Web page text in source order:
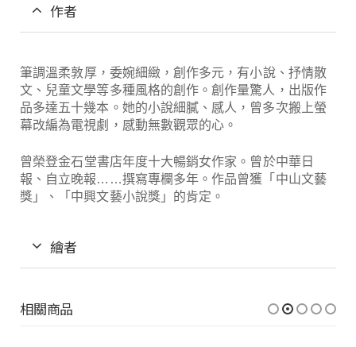
作者
筆調溫柔敦厚，委婉細緻，創作多元，有小說、抒情散
文、兒童文學等多種風格的創作。創作量驚人，出版作
品多達五十幾本。她的小說細膩、感人，曾多次搬上螢
幕改編為電視劇，感動無數觀眾的心。
曾榮登金石堂書店年度十大暢銷女作家。曾於中華日
報、自立晚報……撰寫專欄多年。作品曾獲「中山文藝
獎」、「中興文藝小說獎」的肯定。
繪者
相關商品